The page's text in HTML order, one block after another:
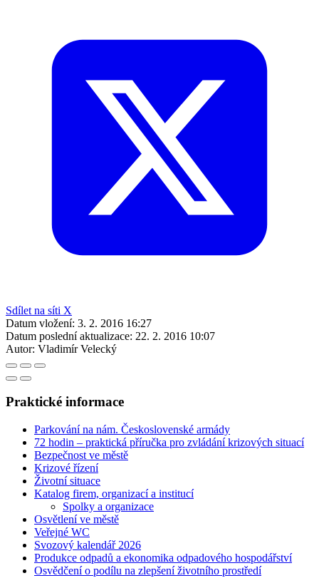
Sdílet na síti X
Datum vložení: 3. 2. 2016 16:27
Datum poslední aktualizace: 22. 2. 2016 10:07
Autor: Vladimír Velecký
Praktické informace
Parkování na nám. Československé armády
72 hodin – praktická příručka pro zvládání krizových situací
Bezpečnost ve městě
Krizové řízení
Životní situace
Katalog firem, organizací a institucí
Spolky a organizace
Osvětlení ve městě
Veřejné WC
Svozový kalendář 2026
Produkce odpadů a ekonomika odpadového hospodářství
Osvědčení o podílu na zlepšení životního prostředí